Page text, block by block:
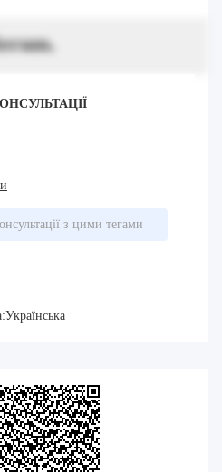
з цими тегами